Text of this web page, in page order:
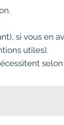
si vous en
utiles).